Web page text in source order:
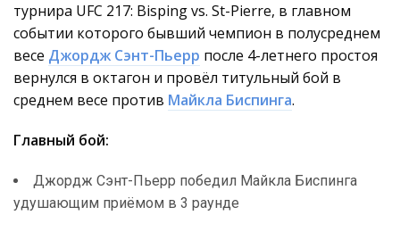
турнира UFC 217: Bisping vs. St-Pierre, в главном
событии которого бывший чемпион в полусреднем
весе Джордж Сэнт-Пьерр после 4-летнего простоя
вернулся в октагон и провёл титульный бой в
среднем весе против Майкла Биспинга.
Главный бой:
Джордж Сэнт-Пьерр победил Майкла Биспинга
удушающим приёмом в 3 раунде